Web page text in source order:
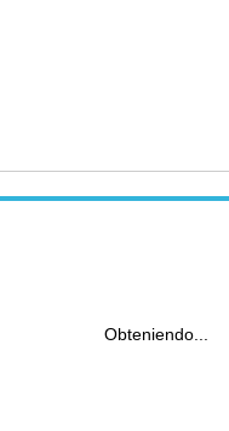
Obteniendo...